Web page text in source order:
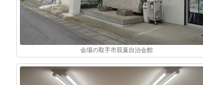
会場の取手市双葉自治会館